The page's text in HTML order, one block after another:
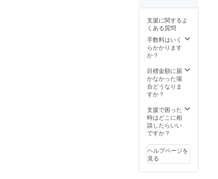
す。 ※
費、調
理、そ
の他費
用は実
費でい
ます。
リター
ンの有
効期限
年９月
３０日
までで
す。
支援に関するよ
くある質問
手数料はいく
らかかります
か？
目標金額に届
かなかった場
合どうなりま
すか？
支援で困った
時はどこに相
談したらいい
ですか？
ヘルプページを
見る